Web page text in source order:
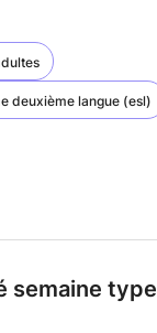
deuxième langue (esl)
semaine type